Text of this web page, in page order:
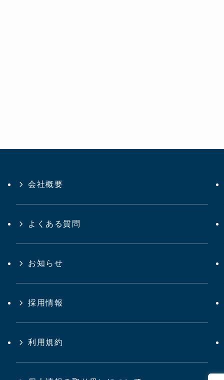
会社概要
よくある質問
お知らせ
採用情報
利用規約